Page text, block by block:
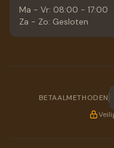
Ma - Vr: 08:00 - 17:00
Za - Zo: Gesloten
BETAALMETHODEN